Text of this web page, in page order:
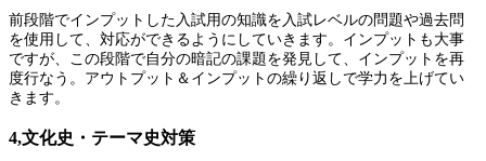
前段階でインプットした入試用の知識を入試レベルの問題や過去問
を使用して、対応ができるようにしていきます。インプットも大事
ですが、この段階で自分の暗記の課題を発見して、インプットを再
度行なう。アウトプット＆インプットの繰り返しで学力を上げてい
きます。
4,文化史・テーマ史対策